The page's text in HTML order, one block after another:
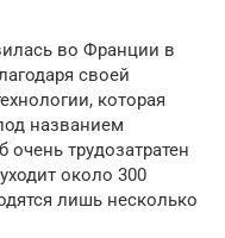
во Франции в
своей
которая
названием
очень трудозатратен
около 300
лишь несколько